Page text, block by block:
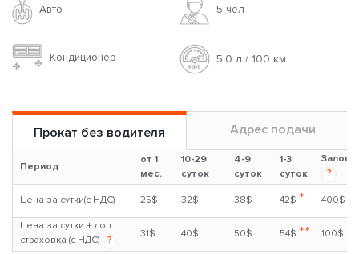
Авто 5 чел
Кондиционер 5.0 л / 100 км
Прокат без водителя Адрес подачи
Период
от 1
мес.
10-29
суток
4-9
суток
1-3
суток
Залог
?
Цена за сутки(с НДС) 25$ 32$ 38$ 42$ * 400$
Цена за сутки + доп.
страховка (с НДС)
?
31$ 40$ 50$ 54$ ** 100$